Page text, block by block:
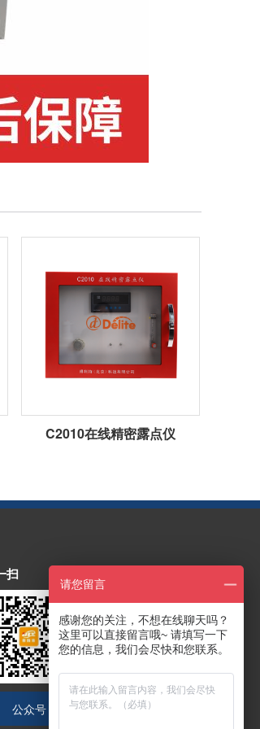
C2010在线精密露点仪
扫
公众号 抖音号
请您留言
感谢您的关注，不想在线聊天吗？
这里可以直接留言哦~ 请填写一下
您的信息，我们会尽快和您联系。